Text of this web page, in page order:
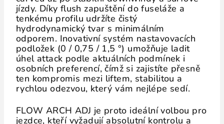
jízdy. Díky flush zapuštění do fuseláže a
tenkému profilu udržíte čistý
hydrodynamický tvar s minimálním
odporem. Inovativní systém nastavovacích
podložek (0 / 0,75 / 1,5 °) umožňuje ladit
úhel attack podle aktuálních podmínek i
osobních preferencí, čímž si zajistíte přesně
ten kompromis mezi lift­em, stabilitou a
rychlou odezvou, který vám nejlépe sedí.
FLOW ARCH ADJ je proto ideální volbou pro
jezdce, kteří vyžadují absolutní kontrolu a